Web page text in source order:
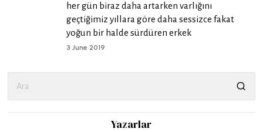
her gün biraz daha artarken varlığını
geçtiğimiz yıllara göre daha sessizce fakat
yoğun bir halde sürdüren erkek
3 June 2019
Yazarlar